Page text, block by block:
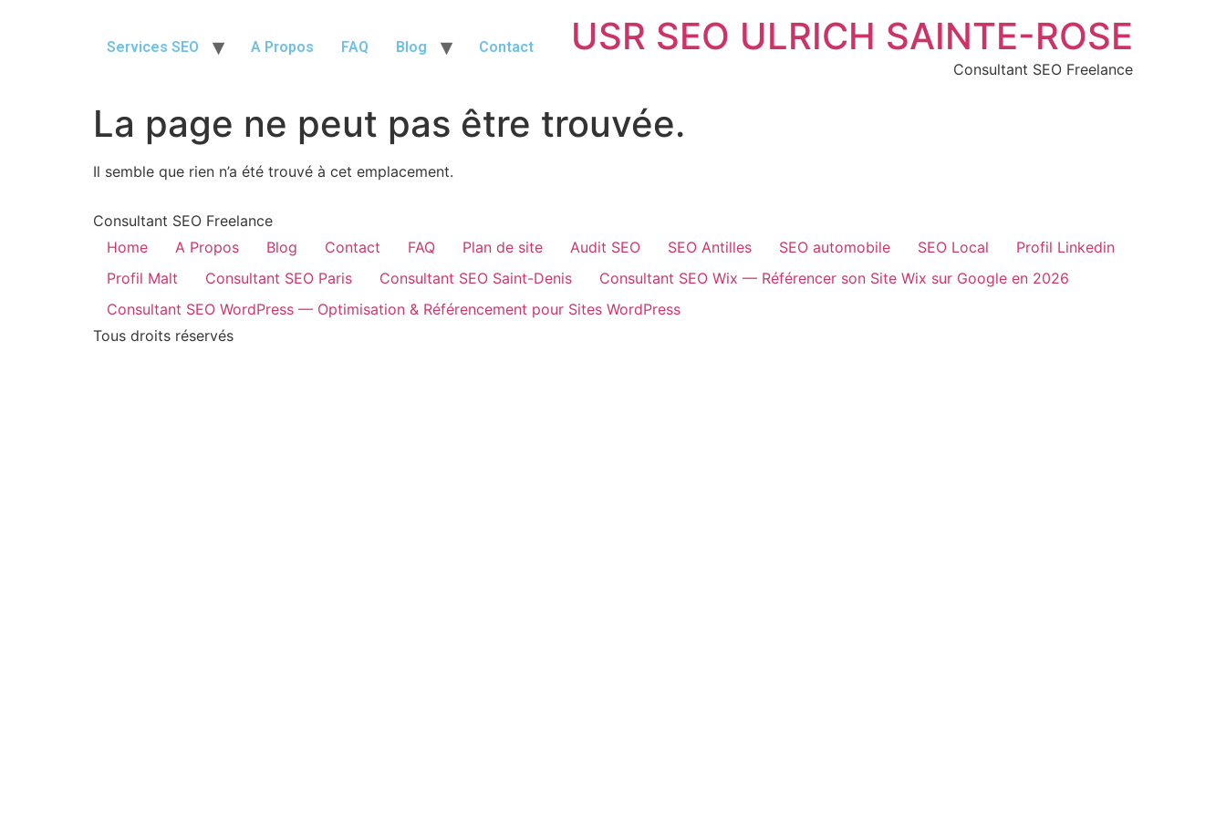
USR SEO ULRICH SAINTE-ROSE
Consultant SEO Freelance
Services SEO A Propos FAQ Blog Contact
La page ne peut pas être trouvée.
Il semble que rien n’a été trouvé à cet emplacement.
Consultant SEO Freelance
Home
A Propos Blog Contact FAQ Plan de site Audit SEO SEO Antilles SEO automobile SEO Local
Profil Linkedin
Profil Malt
Consultant SEO Paris Consultant SEO Saint-Denis
Consultant SEO Wix — Référencer son Site Wix sur Google en 2026
Consultant SEO WordPress — Optimisation & Référencement pour Sites WordPress
Tous droits réservés